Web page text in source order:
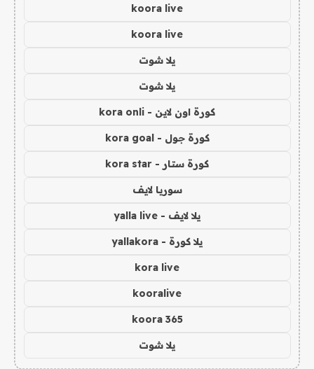
koora live
koora live
يلا شوت
يلا شوت
كورة اون لاين - kora onli
كورة جول - kora goal
كورة ستار - kora star
سوريا لايف
يلا لايف - yalla live
يلا كورة - yallakora
kora live
kooralive
koora 365
يلا شوت